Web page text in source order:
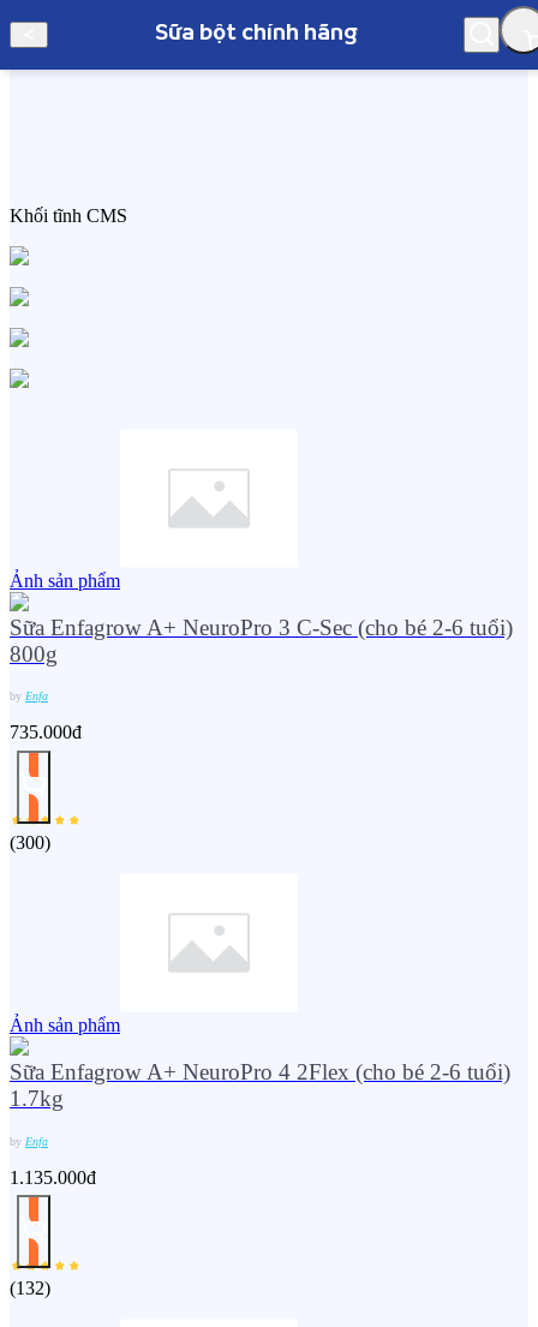
Sữa bột chính hãng
Hà Nội
Khối tĩnh CMS
Ảnh sản phẩm
Sữa Enfagrow A+ NeuroPro 3 C-Sec (cho bé 2-6 tuổi)
800g
by Enfa
735.000đ
(300)
Ảnh sản phẩm
Sữa Enfagrow A+ NeuroPro 4 2Flex (cho bé 2-6 tuổi)
1.7kg
by Enfa
1.135.000đ
(132)